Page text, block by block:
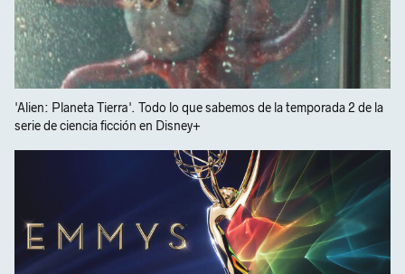
'Alien: Planeta Tierra'. Todo lo que sabemos de la temporada 2 de la
serie de ciencia ficción en Disney+